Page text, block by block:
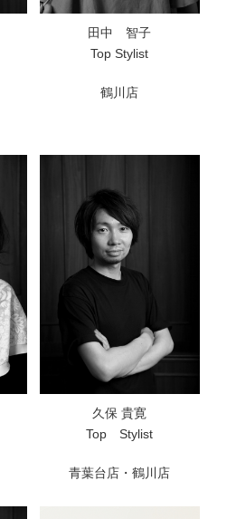
田中 智子
Top Stylist
鶴川店
久保 貴寛
Top Stylist
青葉台店・鶴川店